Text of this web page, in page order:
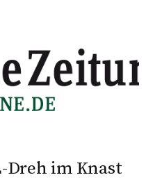
Dreh im Knast